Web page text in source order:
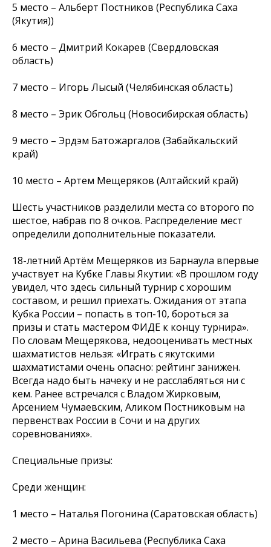
5 место – Альберт Постников (Республика Саха
(Якутия))
6 место – Дмитрий Кокарев (Свердловская
область)
7 место – Игорь Лысый (Челябинская область)
8 место – Эрик Обгольц (Новосибирская область)
9 место – Эрдэм Батожаргалов (Забайкальский
край)
10 место – Артем Мещеряков (Алтайский край)
Шесть участников разделили места со второго по
шестое, набрав по 8 очков. Распределение мест
определили дополнительные показатели.
18-летний Артём Мещеряков из Барнаула впервые
участвует на Кубке Главы Якутии: «В прошлом году
увидел, что здесь сильный турнир с хорошим
составом, и решил приехать. Ожидания от этапа
Кубка России – попасть в топ-10, бороться за
призы и стать мастером ФИДЕ к концу турнира».
По словам Мещерякова, недооценивать местных
шахматистов нельзя: «Играть с якутскими
шахматистами очень опасно: рейтинг занижен.
Всегда надо быть начеку и не расслабляться ни с
кем. Ранее встречался с Владом Жирковым,
Арсением Чумаевским, Аликом Постниковым на
первенствах России в Сочи и на других
соревнованиях».
Специальные призы:
Среди женщин:
1 место – Наталья Погонина (Саратовская область)
2 место – Арина Васильева (Республика Саха